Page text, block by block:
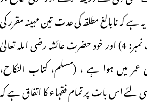
کہ نابالغ مطلقہ کی عدت تین مہینہ مقرر کی
گئی ہے ، (طلاق، آیت نمبر: 4) اور خود حضرت عائشہ رضی اللہ تعالیٰ
عمر میں ہوا ہے ، (مسلم، کتاب النکاح،
1442) اسی لئے اس بات پر تمام فقہاء کا اتفاق ہے کہ